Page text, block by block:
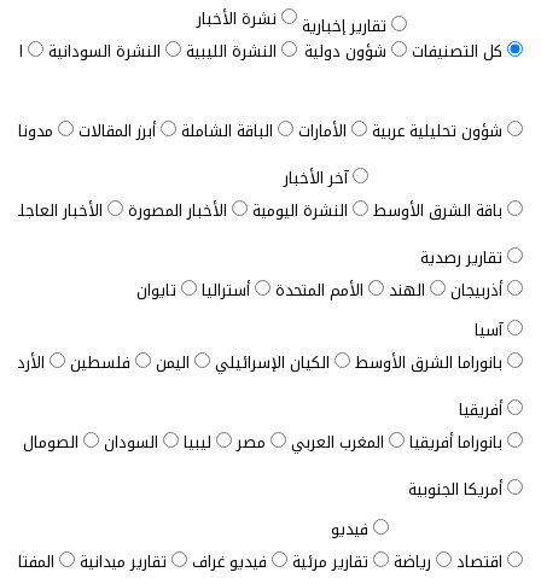
كل التصنيفات
تقارير إخبارية
شؤون دولية
نشرة الأخبار
النشرة الليبية
النشرة السودانية
شؤون تحليلية عربية الأمارات الباقة الشاملة أبرز المقالات مدونات
باقة الشرق الأوسط
آخر الأخبار
النشرة اليومية
الأخبار المصورة
الأخبار العاجلة
تقارير رصدية
أذربيجان
الهند الأمم المتحدة أستراليا
تايوان
آسيا
بانوراما الشرق الأوسط
الكيان الإسرائيلي اليمن فلسطين
الأردن
أفريقيا
بانوراما أفريقيا
المغرب العربي مصر ليبيا السودان الصومال
أمريكا الجنوبية
اقتصاد رياضة
فيديو
تقارير مرئية
فيديو غراف تقارير ميدانية